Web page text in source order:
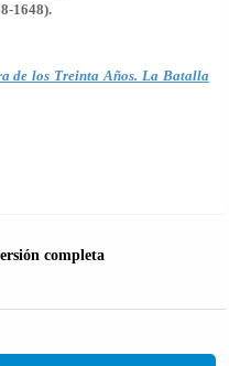
1648).
de los Treinta Años. La Batalla
completa